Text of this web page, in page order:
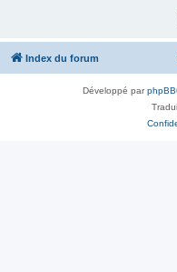
Index du forum
Développé parphpBB